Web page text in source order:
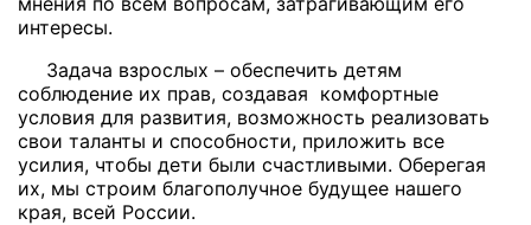
интересы.
Задача взрослых – обеспечить детям
соблюдение их прав, создавая комфортные
условия для развития, возможность реализовать
свои таланты и способности, приложить все
усилия, чтобы дети были счастливыми. Оберегая
их, мы строим благополучное будущее нашего
края, всей России.